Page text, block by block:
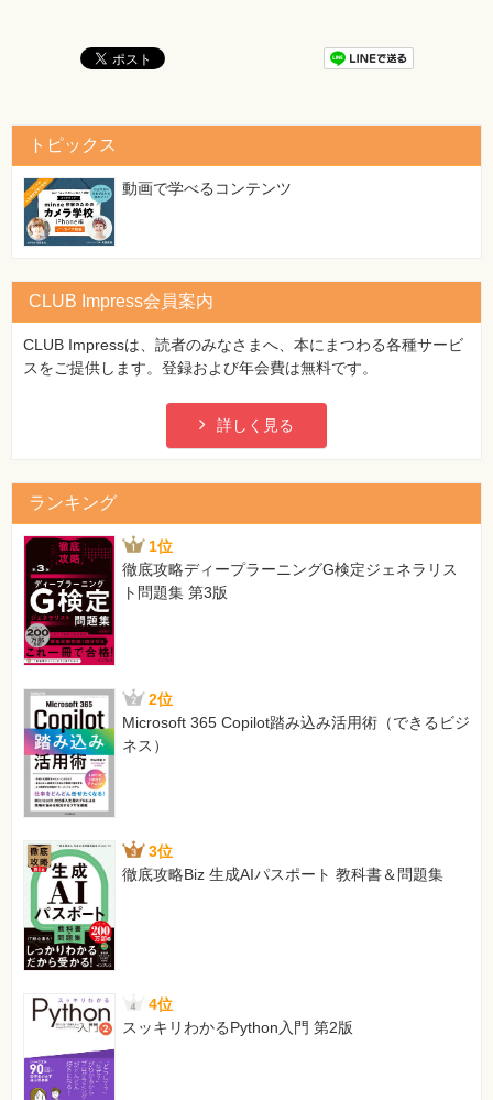
7-3-1 ポートの設定
7-3-4 機器側のリンクアグリゲーション
7-4 イーサネットファブリック
7-4-1 TRILL
7-4-2 ルーティングブリッジ
7-4-3 フレームの構成
7-4-4 フレームの中継
第8章 無線LAN
8-1 無線LANの規格
8-2 無線LANの仕組み
8-2-2 フォールバック
8-2-4 アドホックモードとインフラストラクチャモード
8-2-6 イーサネットとの接続
8-2-7 ブリッジ動作
8-2-8 SSIDとESSID
8-2-9 ネットワークの分離
8-2-10 ローミング
8-3 無線LANの接続
8-3-1 通信のセキュリティ
8-3-2 接続ステーションの制限
8-4 802.11フレームの構成
8-4-1 物理ヘッダとMACフレーム
8-4-2 通信モードとアドレス部
8-4-3 データフレーム
8-4-4 制御フレーム
8-4-5 管理フレーム
8-4-6 ビーコン
8-4-7 アソシエーション
第9章 ワイドエリアネットワークとインターネット
9-1 遠隔地のネットワーク接続
9-2 汎用のデジタル通信サービス
9-2-1 専用回線
9-3 インターネット
9-3-1 ADSL
9-3-2 FTTH
9-3-3 ケーブルテレビ回線
181ページ 表11-5内 クラスB「使用可能なIPアドレスの範
172.16.0.0 から172.16.31.255
[正]
172.16.0.0 から172.31.255.255
281ページ 17-4 データ転送 2行目
IPヘッダ中
[正]
TCPヘッダ中
トピックス
動画で学べるコンテンツ
CLUB Impress会員案内
CLUB Impressは、読者のみなさまへ、本にまつわる各種サービ
スをご提供します。登録および年会費は無料です。
詳しく見る
ランキング
1位
徹底攻略ディープラーニングG検定ジェネラリス
ト問題集 第3版
2位
Microsoft 365 Copilot踏み込み活用術（できるビジ
ネス）
3位
徹底攻略Biz 生成AIパスポート 教科書＆問題集
4位
スッキリわかるPython入門 第2版